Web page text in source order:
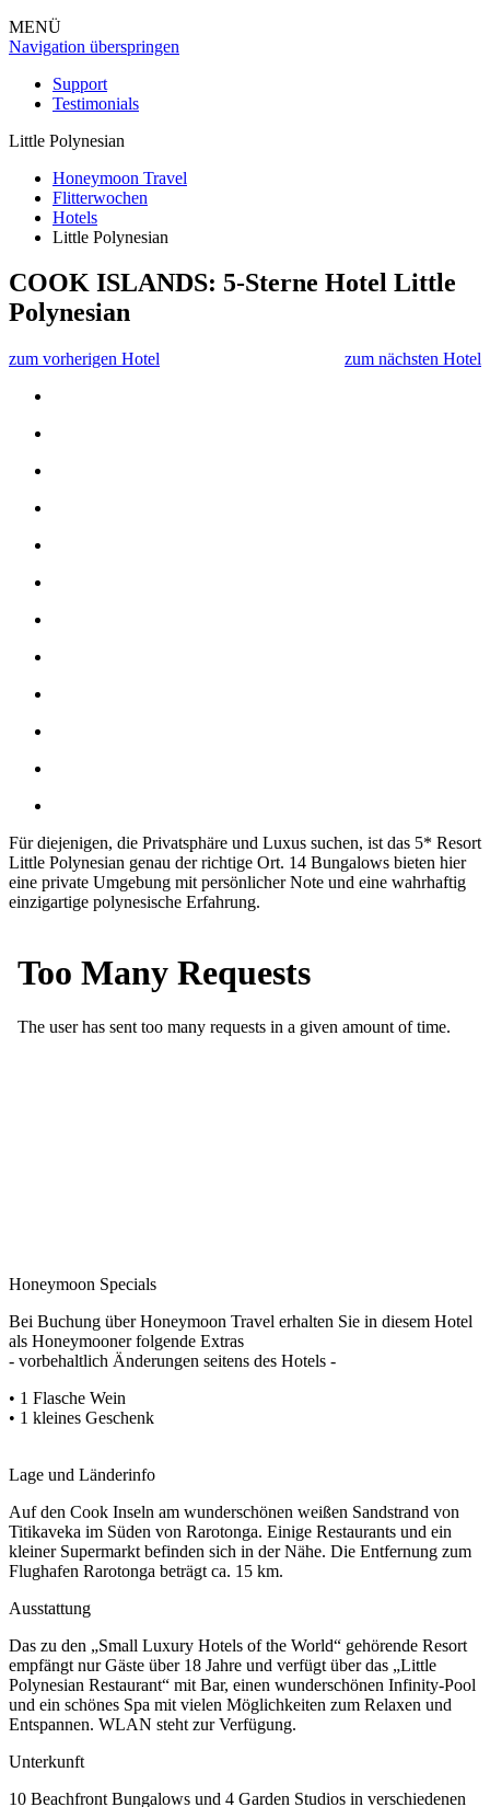
MENÜ
Navigation überspringen
Support
Testimonials
Little Polynesian
Honeymoon Travel
Flitterwochen
Hotels
Little Polynesian
COOK ISLANDS: 5-Sterne Hotel Little
Polynesian
zum vorherigen Hotel zum nächsten Hotel
Für diejenigen, die Privatsphäre und Luxus suchen, ist das 5* Resort
Little Polynesian genau der richtige Ort. 14 Bungalows bieten hier
eine private Umgebung mit persönlicher Note und eine wahrhaftig
einzigartige polynesische Erfahrung.
Honeymoon Specials
Bei Buchung über Honeymoon Travel erhalten Sie in diesem Hotel
als Honeymooner folgende Extras
- vorbehaltlich Änderungen seitens des Hotels -
• 1 Flasche Wein
• 1 kleines Geschenk
Lage und Länderinfo
Auf den Cook Inseln am wunderschönen weißen Sandstrand von
Titikaveka im Süden von Rarotonga. Einige Restaurants und ein
kleiner Supermarkt befinden sich in der Nähe. Die Entfernung zum
Flughafen Rarotonga beträgt ca. 15 km.
Ausstattung
Das zu den „Small Luxury Hotels of the World“ gehörende Resort
empfängt nur Gäste über 18 Jahre und verfügt über das „Little
Polynesian Restaurant“ mit Bar, einen wunderschönen Infinity-Pool
und ein schönes Spa mit vielen Möglichkeiten zum Relaxen und
Entspannen. WLAN steht zur Verfügung.
Unterkunft
10 Beachfront Bungalows und 4 Garden Studios in verschiedenen